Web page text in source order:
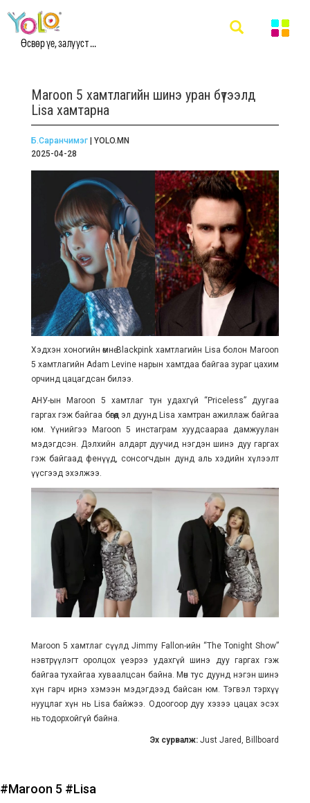
Өсвөр үе, залууст ...
Maroon 5 хамтлагийн шинэ уран бүтээлд
Lisa хамтарна
Б.Саранчимэг| YOLO.MN
2025-04-28
Хэдхэн хоногийн өмнө Blackpink хамтлагийн Lisa болон Maroon
5 хамтлагийн Adam Levine нарын хамтдаа байгаа зураг цахим
орчинд цацагдсан билээ.
АНУ-ын Maroon 5 хамтлаг тун удахгүй “Priceless” дуугаа
гаргах гэж байгаа бөгөөд эл дуунд Lisa хамтран ажиллаж байгаа
юм. Үүнийгээ Maroon 5 инстаграм хуудсаараа дамжуулан
мэдэгдсэн. Дэлхийн алдарт дуучид нэгдэн шинэ дуу гаргах
гэж байгаад фенүүд, сонсогчдын дунд аль хэдийн хүлээлт
үүсгээд эхэлжээ.
Maroon 5 хамтлаг сүүлд Jimmy Fallon-ийн “The Tonight Show”
нэвтрүүлэгт оролцох үеэрээ удахгүй шинэ дуу гаргах гэж
байгаа тухайгаа хуваалцсан байна. Мөн тус дуунд нэгэн шинэ
хүн гарч ирнэ хэмээн мэдэгдээд байсан юм. Тэгвэл тэрхүү
нууцлаг хүн нь Lisa байжээ. Одоогоор дуу хэзээ цацах эсэх
нь тодорхойгүй байна.
Эх сурвалж: Just Jared, Billboard
#Maroon 5 #Lisa